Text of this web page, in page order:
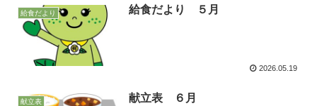
給食だより 給食だより ５月
2026.05.19
献立表 献立表 ６月